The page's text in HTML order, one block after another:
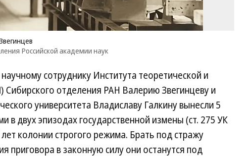
Российской академии наук
сотруднику Института теоретической и
отделения РАН Валерию Звегинцеву и
университета Владиславу Галкину вынесли 5
в двух эпизодах государственной измены (ст. 275 УК
колонии строгого режима. Брать под стражу
приговора в законную силу они останутся под